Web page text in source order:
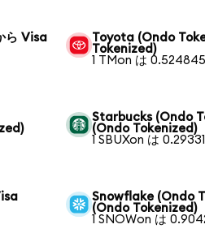
ら Visa
Toyota (Ondo
Tokenized)
1 TMon は
Starbucks (Ondo
(Ondo Tokenized)
1 SBUXon は
Snowflake (Ondo
(Ondo Tokenized)
1 SNOWon は